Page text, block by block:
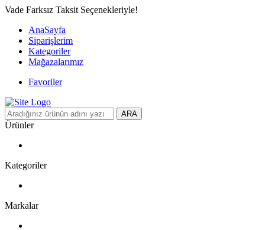
Vade Farksız Taksit Seçenekleriyle!
AnaSayfa
Siparişlerim
Kategoriler
Mağazalarımız
Favoriler
ARA
Ürünler
Kategoriler
Markalar